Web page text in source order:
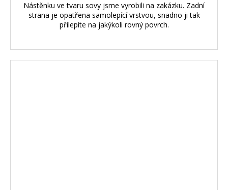
Nástěnku ve tvaru sovy jsme vyrobili na zakázku. Zadní
strana je opatřena samolepící vrstvou, snadno ji tak
přilepíte na jakýkoli rovný povrch.